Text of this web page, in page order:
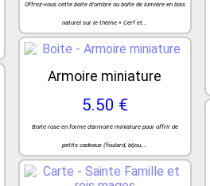
Offrez-vous cette boîte d’ombre ou boîte de lumière en bois
naturel sur le thème « Cerf et...
Armoire miniature
5.50 €
Boîte rose en forme d'armoire miniature pour offrir de
petits cadeaux (foulard, bijou,...